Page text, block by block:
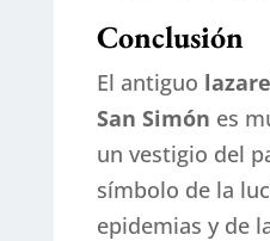
Conclusión
El antiguo
San Simón es
un vestigio del
símbolo de la
epidemias y de